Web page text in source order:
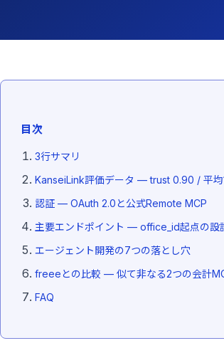
目次
3行サマリ
KanseiLink評価データ — trust 0.90 / 平均
認証 — OAuth 2.0と公式Remote MCP
主要エンドポイント — office_id起点の設
エージェント開発の7つの落とし穴
freeeとの比較 — 似て非なる2つの会計
FAQ